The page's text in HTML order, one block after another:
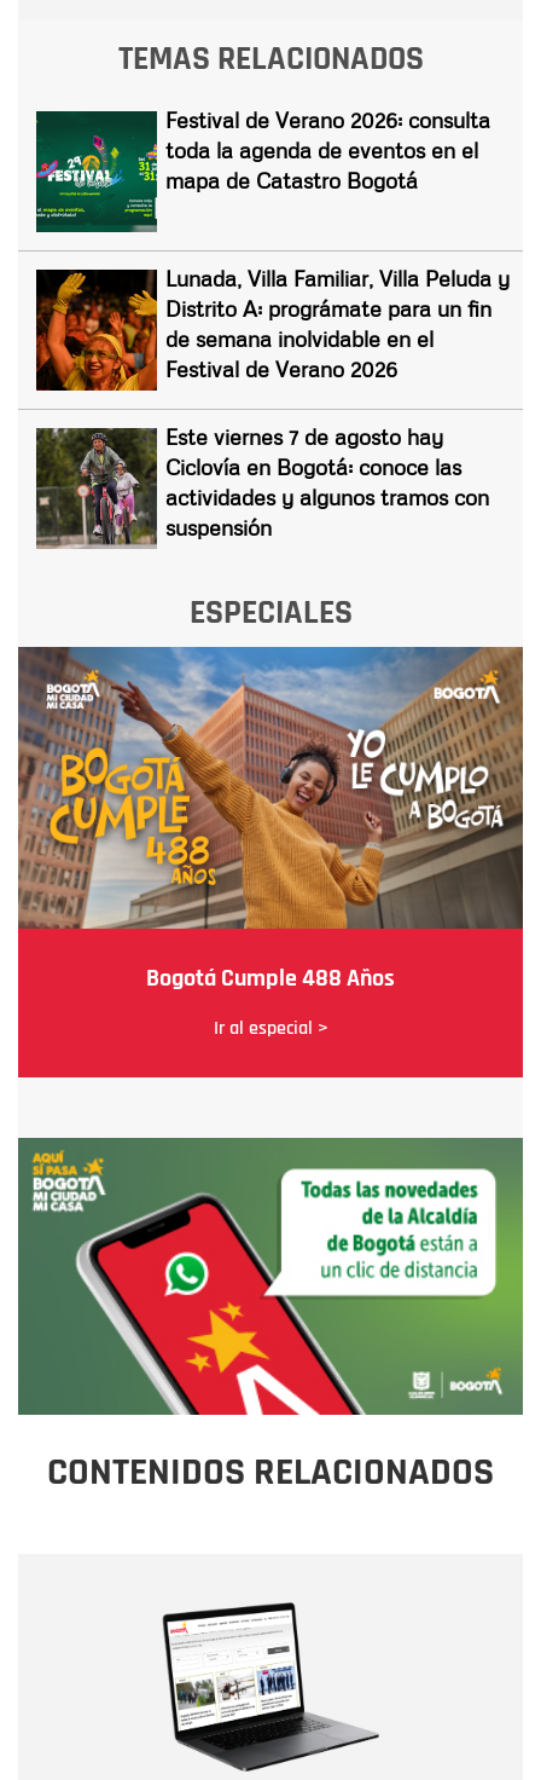
TEMAS RELACIONADOS
Festival de Verano 2026: consulta
toda la agenda de eventos en el
mapa de Catastro Bogotá
Lunada, Villa Familiar, Villa Peluda y
Distrito A: prográmate para un fin
de semana inolvidable en el
Festival de Verano 2026
Este viernes 7 de agosto hay
Ciclovía en Bogotá: conoce las
actividades y algunos tramos con
suspensión
ESPECIALES
Bogotá Cumple 488 Años
Ir al especial >
CONTENIDOS RELACIONADOS
Correo electrónico
Tipo de comentario